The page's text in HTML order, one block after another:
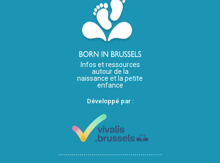
Infos et ressources
autour de la
naissance et la petite
enfance
Développé par :